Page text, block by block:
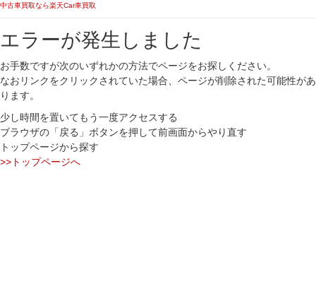
中古車買取なら楽天Car車買取
エラーが発生しました
お手数ですが次のいずれかの方法でページをお探しください。
なおリンクをクリックされていた場合、ページが削除された可能性があ
ります。
少し時間を置いてもう一度アクセスする
ブラウザの「戻る」ボタンを押して前画面からやり直す
トップページから探す
>>トップページへ